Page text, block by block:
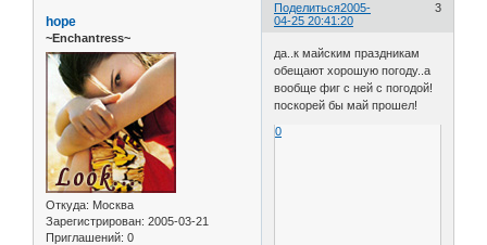
Поделиться 3
2005-
04-25 20:41:20
hope
~Enchantress~
Откуда: Москва
Зарегистрирован: 2005-03-21
Приглашений: 0
да..к майским праздникам
обещают хорошую погоду..а
вообще фиг с ней с погодой!
поскорей бы май прошел!
0